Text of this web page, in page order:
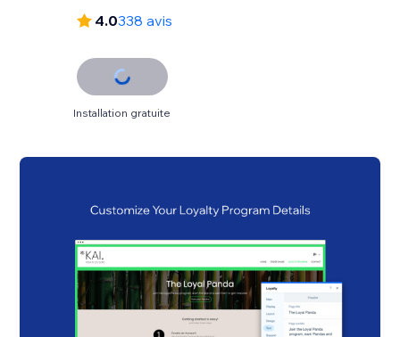
4.0338 avis
Installation gratuite